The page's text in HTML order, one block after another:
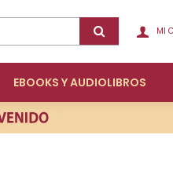
EBOOKS Y AUDIOLIBROS